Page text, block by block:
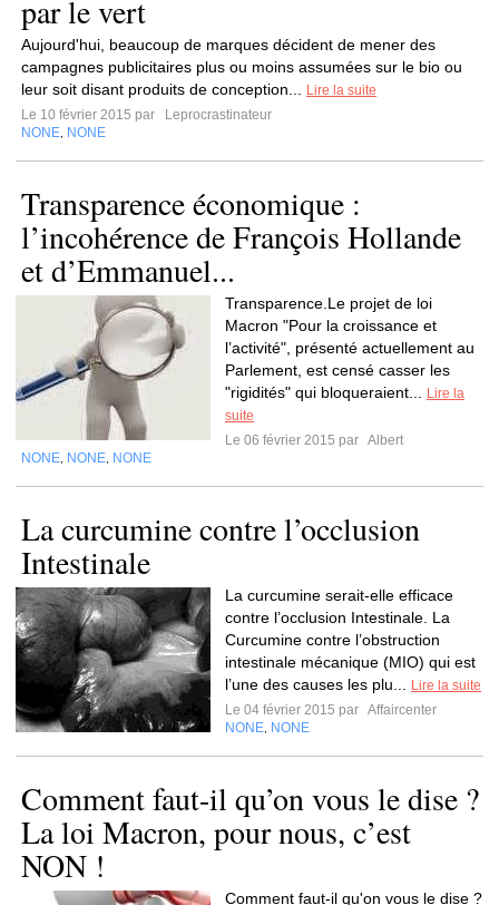
par le vert
Aujourd'hui, beaucoup de marques décident de mener des
campagnes publicitaires plus ou moins assumées sur le bio ou
leur soit disant produits de conception...
Lire la suite
Le 10 février 2015 par
Leprocrastinateur
NONE NONE
Transparence économique :
l’incohérence de François Hollande
et d’Emmanuel...
Transparence.Le projet de loi
Macron "Pour la croissance et
l’activité", présenté actuellement au
Parlement, est censé casser les
"rigidités" qui bloqueraient...
Lire la
suite
Le 06 février 2015 par Albert
NONE NONE NONE
La curcumine contre l’occlusion
Intestinale
La curcumine serait-elle efficace
contre l’occlusion Intestinale. La
Curcumine contre l’obstruction
intestinale mécanique (MIO) qui est
l’une des causes les plu...
Lire la suite
Le 04 février 2015 par Affaircenter
NONE NONE
Comment faut-il qu’on vous le dise ?
La loi Macron, pour nous, c’est
NON !
Comment faut-il qu'on vous le dise ?